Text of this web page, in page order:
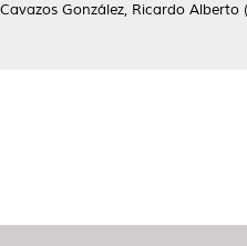
Cavazos González, Ricardo Alberto